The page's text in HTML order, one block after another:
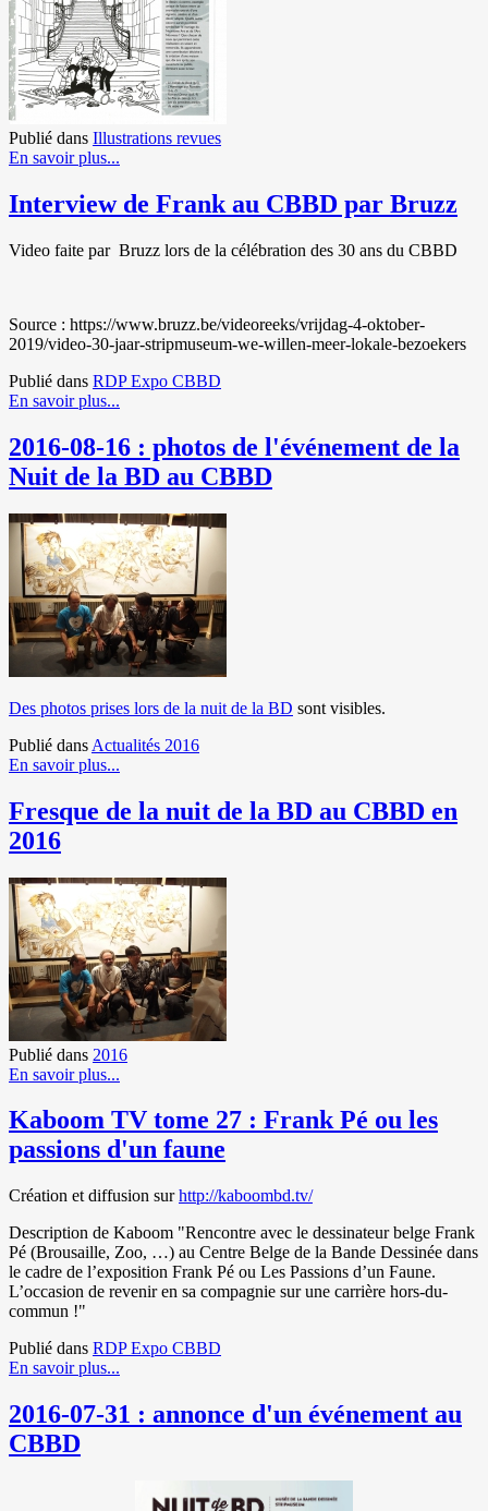
Publié dans Illustrations revues
En savoir plus...
Interview de Frank au CBBD par Bruzz
Video faite par Bruzz lors de la célébration des 30 ans du CBBD
Source : https://www.bruzz.be/videoreeks/vrijdag-4-oktober-
2019/video-30-jaar-stripmuseum-we-willen-meer-lokale-bezoekers
Publié dans RDP Expo CBBD
En savoir plus...
2016-08-16 : photos de l'événement de la
Nuit de la BD au CBBD
Des photos prises lors de la nuit de la BD sont visibles.
Publié dans Actualités 2016
En savoir plus...
Fresque de la nuit de la BD au CBBD en
2016
Publié dans 2016
En savoir plus...
Kaboom TV tome 27 : Frank Pé ou les
passions d'un faune
Création et diffusion surhttp://kaboombd.tv/
Description de Kaboom "Rencontre avec le dessinateur belge Frank
Pé (Brousaille, Zoo, …) au Centre Belge de la Bande Dessinée dans
le cadre de l’exposition Frank Pé ou Les Passions d’un Faune.
L’occasion de revenir en sa compagnie sur une carrière hors-du-
commun !"
Publié dans RDP Expo CBBD
En savoir plus...
2016-07-31 : annonce d'un événement au
CBBD